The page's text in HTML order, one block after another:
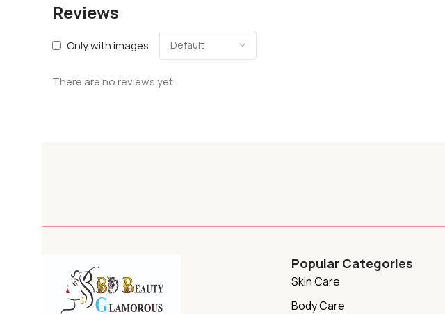
Reviews
Only with images
There are no reviews yet.
Popular Categories
Skin Care
Body Care